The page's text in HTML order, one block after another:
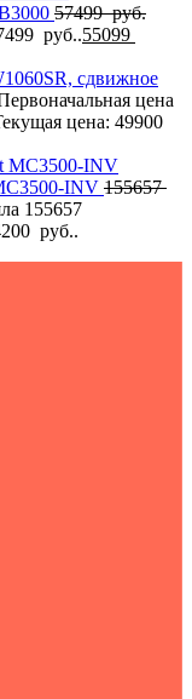
57499руб.
руб..55099
сдвижное
цена
цена: 49900
INV 155657
155657
руб..